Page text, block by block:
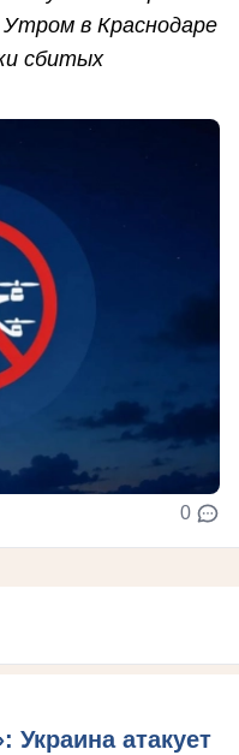
в Краснодаре
сбитых
0
атакует